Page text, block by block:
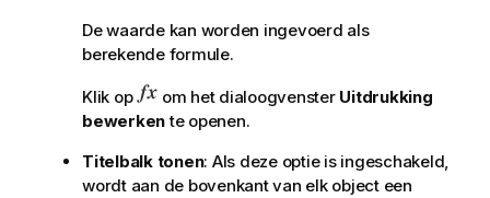
De waarde kan worden ingevoerd als
berekende formule.
Klik op om het dialoogvenster Uitdrukking
bewerkente openen.
Titelbalk tonen: Als deze optie is ingeschakeld,
wordt aan de bovenkant van elk object een